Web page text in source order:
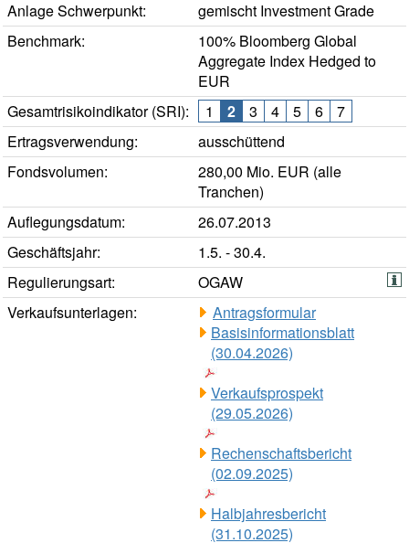
Anlage Schwerpunkt:
gemischt Investment Grade
Benchmark:
100% Bloomberg Global
Aggregate Index Hedged to
EUR
Gesamtrisikoindikator (SRI):
1 2 3 4 5 6
7
Ertragsverwendung:
ausschüttend
Fondsvolumen:
280,00 Mio. EUR (alle
Tranchen)
Auflegungsdatum:
26.07.2013
Geschäftsjahr:
1.5. - 30.4.
Regulierungsart:
OGAW
Verkaufsunterlagen:
Antragsformular
Basisinformationsblatt
(30.04.2026)
Verkaufsprospekt
(29.05.2026)
Rechenschaftsbericht
(02.09.2025)
Halbjahresbericht
(31.10.2025)